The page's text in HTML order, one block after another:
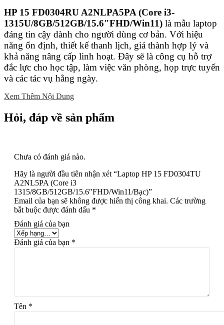
HP 15 FD0304RU A2NLPA5PA (Core i3-
1315U/8GB/512GB/15.6″FHD/Win11) là mẫu laptop
đáng tin cậy dành cho người dùng cơ bản. Với hiệu
năng ổn định, thiết kế thanh lịch, giá thành hợp lý và
khả năng nâng cấp linh hoạt. Đây sẽ là công cụ hỗ trợ
đắc lực cho học tập, làm việc văn phòng, họp trực tuyến
và các tác vụ hằng ngày.
Xem Thêm Nội Dung
Hỏi, đáp về sản phẩm
Chưa có đánh giá nào.
Hãy là người đầu tiên nhận xét “Laptop HP 15 FD0304TU
A2NL5PA (Core i3
1315/8GB/512GB/15.6″FHD/Win11/Bạc)”
Email của bạn sẽ không được hiển thị công khai. Các trường
bắt buộc được đánh dấu *
Đánh giá của bạn
Đánh giá của bạn *
Tên *